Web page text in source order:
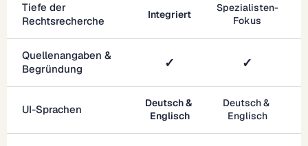
Tiefe der
Rechtsrecherche
Integriert
Spezialisten-
Fokus
Quellenangaben &
Begründung
✓ ✓
UI-Sprachen
Deutsch &
Englisch
Deutsch &
Englisch